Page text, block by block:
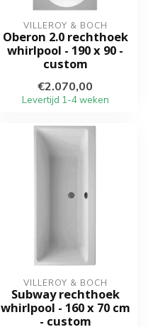
VILLEROY & BOCH
Oberon 2.0 rechthoek
whirlpool - 190 x 90 -
custom
€2.070,00
Levertijd 1-4 weken
VILLEROY & BOCH
Subway rechthoek
whirlpool - 160 x 70 cm
- custom